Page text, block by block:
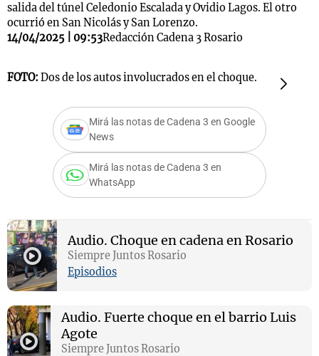
salida del túnel Celedonio Escalada y Ovidio Lagos. El otro
ocurrió en San Nicolás y San Lorenzo.
14/04/2025 | 09:53Redacción Cadena 3 Rosario
FOTO: Dos de los autos involucrados en el choque.
Mirá las notas de Cadena 3 en Google
News
Mirá las notas de Cadena 3 en
WhatsApp
Audio. Choque en cadena en Rosario
Siempre Juntos Rosario
Episodios
Audio. Fuerte choque en el barrio Luis
Agote
Siempre Juntos Rosario
Notas
Mundial 2026
La Sole en